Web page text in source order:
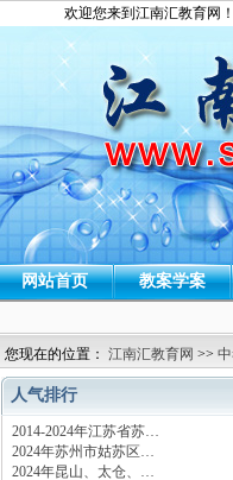
欢迎您来到江南汇教育网！
网站首页 教案学案
您现在的位置： 江南汇教育网 >>
人气排行
2014-2024年江苏省苏…
2024年苏州市姑苏区…
2024年昆山、太仓、…